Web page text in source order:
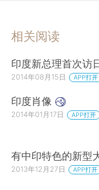
相关阅读
印度新总理首次访
2014年08月15日 APP打开
印度肖像
2014年01月17日 APP打开
有中印特色的新型
2013年12月27日 APP打开